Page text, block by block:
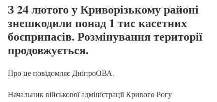
З 24 лютого у Криворізькому районі
знешкодили понад 1 тис касетних
боєприпасів. Розмінування території
продовжується.
Про це повідомляє ДніпроОВА.
Начальник військової адміністрації Кривого Рогу